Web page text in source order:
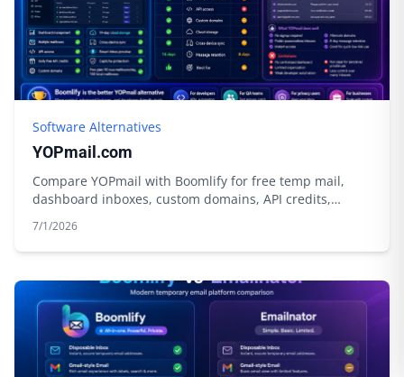
Software Alternatives
YOPmail.com
Compare YOPmail with Boomlify for free temp mail,
dashboard inboxes, custom domains, API credits,
7/1/2026